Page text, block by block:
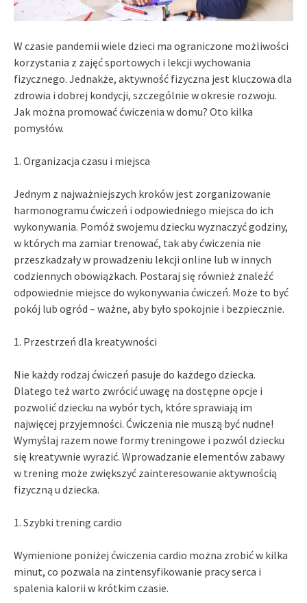
W czasie pandemii wiele dzieci ma ograniczone możliwości
korzystania z zajęć sportowych i lekcji wychowania
fizycznego. Jednakże, aktywność fizyczna jest kluczowa dla
zdrowia i dobrej kondycji, szczególnie w okresie rozwoju.
Jak można promować ćwiczenia w domu? Oto kilka
pomysłów.
1. Organizacja czasu i miejsca
Jednym z najważniejszych kroków jest zorganizowanie
harmonogramu ćwiczeń i odpowiedniego miejsca do ich
wykonywania. Pomóż swojemu dziecku wyznaczyć godziny,
w których ma zamiar trenować, tak aby ćwiczenia nie
przeszkadzały w prowadzeniu lekcji online lub w innych
codziennych obowiązkach. Postaraj się również znaleźć
odpowiednie miejsce do wykonywania ćwiczeń. Może to być
pokój lub ogród – ważne, aby było spokojnie i bezpiecznie.
1. Przestrzeń dla kreatywności
Nie każdy rodzaj ćwiczeń pasuje do każdego dziecka.
Dlatego też warto zwrócić uwagę na dostępne opcje i
pozwolić dziecku na wybór tych, które sprawiają im
najwięcej przyjemności. Ćwiczenia nie muszą być nudne!
Wymyślaj razem nowe formy treningowe i pozwól dziecku
się kreatywnie wyrazić. Wprowadzanie elementów zabawy
w trening może zwiększyć zainteresowanie aktywnością
fizyczną u dziecka.
1. Szybki trening cardio
Wymienione poniżej ćwiczenia cardio można zrobić w kilka
minut, co pozwala na zintensyfikowanie pracy serca i
spalenia kalorii w krótkim czasie.